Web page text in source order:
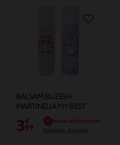
BALSAM BUZËSH
MARTINELIA MY BEST
FRIENDS ME
LULESHTRYDHE DHE
3€
99
NUK KA NË DISPOZICION